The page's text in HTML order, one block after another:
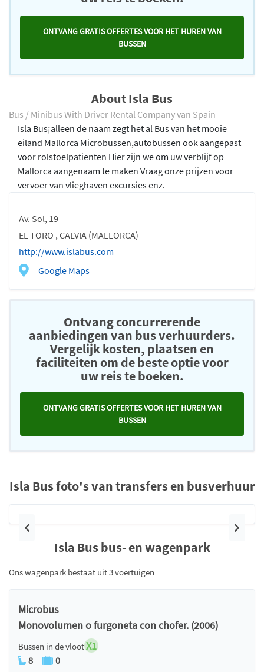
ONTVANG GRATIS OFFERTES VOOR HET HUREN VAN
BUSSEN
About Isla Bus
Bus / Minibus With Driver Rental Company van Spain
Av. Sol, 19
EL TORO , CALVIA (MALLORCA)
http://www.islabus.com
Google Maps
Isla Bus¡alleen de naam zegt het al Bus van het mooie
eiland Mallorca Microbussen,autobussen ook aangepast
voor rolstoelpatienten Hier zijn we om uw verblijf op
Mallorca aangenaam te maken Vraag onze prijzen voor
vervoer van vlieghaven excursies enz.
Ontvang concurrerende
aanbiedingen van bus verhuurders.
Vergelijk kosten, plaatsen en
faciliteiten om de beste optie voor
uw reis te boeken.
ONTVANG GRATIS OFFERTES VOOR HET HUREN VAN
BUSSEN
Isla Bus foto's van transfers en busverhuur
Vorige
Isla Bus bus- en wagenpark
Ons wagenpark bestaat uit 3 voertuigen
Microbus
Monovolumen o furgoneta con chofer. (2006)
Bussen in de vlootX1
8 0